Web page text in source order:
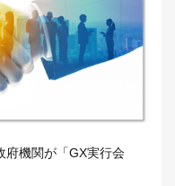
府機関が「GX実行会